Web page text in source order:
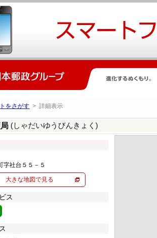
をさがす > 詳細表示
(しゃだいゆうびんきょく)
字社台５５－５
大きな地図で見る
ス